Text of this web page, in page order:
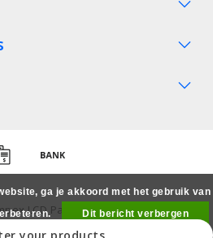
LCD Parts Cases Groothandel
- All rights reserved
ga je akkoord met het gebruik van
Dit bericht verbergen
over cookies »